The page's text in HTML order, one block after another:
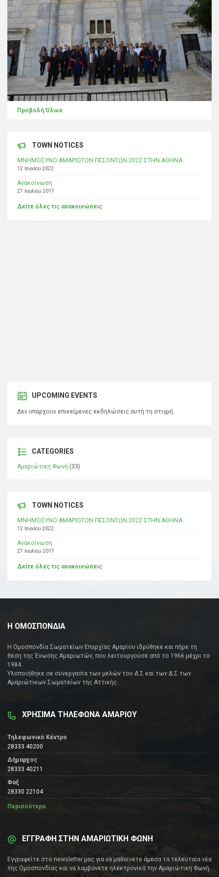
Προβολή Όλων
TOWN NOTICES
ΜΝΗΜΟΣΥΝΟ ΑΜΑΡΙΩΤΩΝ ΠΕΣΟΝΤΩΝ 2022 ΣΤΗΝ ΑΘΗΝΑ
12 Ιουνίου 2022
Ανακοίνωση
27 Ιουλίου 2017
Δείτε όλες τις ανακοινώσεις
UPCOMING EVENTS
Δεν υπάρχουν επικείμενες εκδηλώσεις αυτή τη στιγμή.
CATEGORIES
Αμαριώτικη Φωνή (33)
TOWN NOTICES
ΜΝΗΜΟΣΥΝΟ ΑΜΑΡΙΩΤΩΝ ΠΕΣΟΝΤΩΝ 2022 ΣΤΗΝ ΑΘΗΝΑ
12 Ιουνίου 2022
Ανακοίνωση
27 Ιουλίου 2017
Δείτε όλες τις ανακοινώσεις
Η ΟΜΟΣΠΟΝΔΙΑ
Η Ομοσπονδία Σωματείων Επαρχίας Αμαρίου ιδρύθηκε και πήρε τη
θέση της Ένωσης Αμαριωτών, που λειτουργούσε από το 1966 μέχρι το
1984.
Υλοποιήθηκε σε συνεργασία των μελών του Δ.Σ και των Δ.Σ των
Αμαριώτικων Σωματείων της Αττικής.
ΧΡΗΣΙΜΑ ΤΗΛΕΦΩΝΑ ΑΜΑΡΙΟΥ
Τηλεφωνικό Κέντρο
28333 40200
Δήμαρχος
28333 40211
Φαξ
28330 22104
Περισσότερα
ΕΓΓΡΑΦΗ ΣΤΗΝ ΑΜΑΡΙΩΤΙΚΗ ΦΩΝΗ
Εγγραφείτε στο newsletter μας για να μαθαίνετε άμεσα τα τελευταία νέα
της Ομοσπονδίας και να λαμβάνετε ηλεκτρονικά την Αμαριώτικη Φωνή.